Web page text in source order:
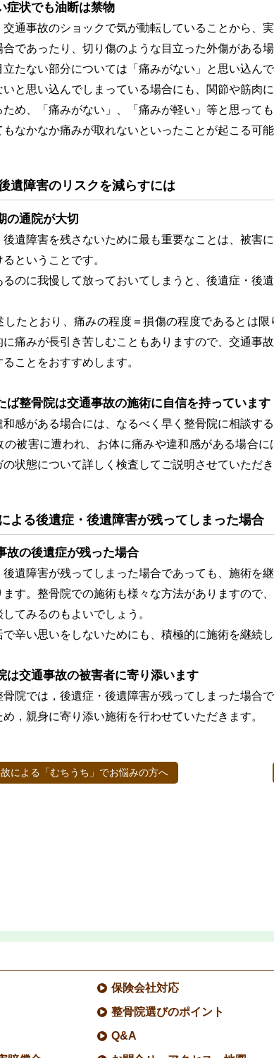
状でも油断は禁物
通事故のショックで気が動転していることから、
合であったり、切り傷のような目立った外傷がある
たない部分については「痛みがない」と思い込ん
と思い込んでしまっている場合にも、関節や筋肉
ため、「痛みがない」、「痛みが軽い」等と思って
なかなか痛みが取れないといったことが起こる可能
遺障害のリスクを減らすには
通院が大切
遺障害を残さないために最も重要なことは、被害
ということです。
のに我慢して放っておいてしまうと、後遺症・後
したとおり、痛みの程度＝損傷の程度であるとは
に痛みが長引き苦しむこともありますので、交通事
ことをおすすめします。
骨院は交通事故の施術に自信を持っています
感がある場合には、なるべく早く整骨院に相談する
被害に遭われ、お体に痛みや違和感がある場合に
の状態について詳しく検査してご説明させていただき
よる後遺症・後遺障害が残ってしまった場合
の後遺症が残った場合
遺障害が残ってしまった場合であっても、施術を
ます。整骨院での施術も様々な方法がありますので
てみるのもよいでしょう。
辛い思いをしないためにも、積極的に施術を継続し
交通事故の被害者に寄り添います
院では，後遺症・後遺障害が残ってしまった場合
，親身に寄り添い施術を行わせていただきます。
による「むちうち」でお悩みの方へ
保険会社対応
整骨院選びのポイント
Q&A